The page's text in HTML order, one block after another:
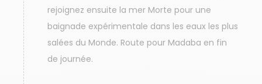
rejoignez ensuite la mer Morte pour une
baignade expérimentale dans les eaux les plus
salées du Monde. Route pour Madaba en fin
de journée.